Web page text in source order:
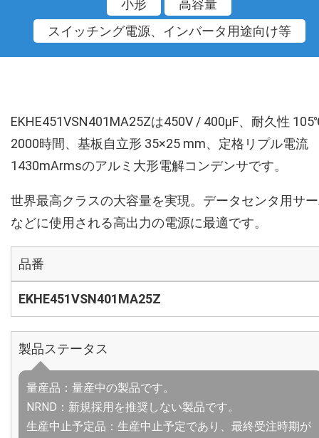
小形
高容量
スイッチング電源、インバータ用途向け等
EKHE451VSN401MA25Zは450V / 400µF、耐久性
2000時間、基板自立形 35×25 mm、定格リプル電流
1430mArmsのアルミ大形電解コンデンサです。
世界最高クラスの大容量を実現。データセンタ用サ
などに使用される高出力の電源に最適です。
品番
EKHE451VSN401MA25Z
製品ステータス
量産品：量産中の製品です。
NRND：新規採用を推奨しない製品です。
生産中止予定品：生産中止予定であり、最終受注時期が